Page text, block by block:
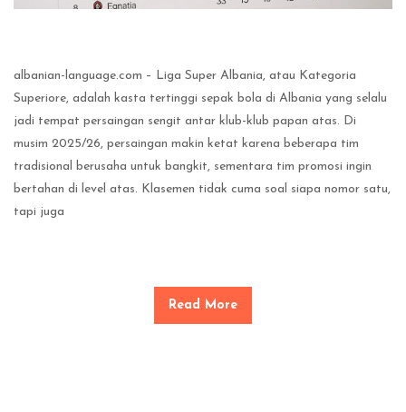
albanian-language.com – Liga Super Albania, atau Kategoria
Superiore, adalah kasta tertinggi sepak bola di Albania yang selalu
jadi tempat persaingan sengit antar klub-klub papan atas. Di
musim 2025/26, persaingan makin ketat karena beberapa tim
tradisional berusaha untuk bangkit, sementara tim promosi ingin
bertahan di level atas. Klasemen tidak cuma soal siapa nomor satu,
tapi juga
Read More